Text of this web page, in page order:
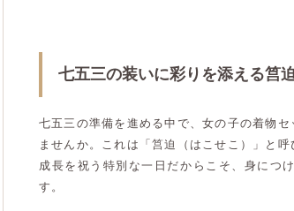
七五三の装いに彩りを添える筥
七五三の準備を進める中で、女の子の着物
ませんか。これは「筥迫（はこせこ）」と
成長を祝う特別な一日だからこそ、身につ
す。